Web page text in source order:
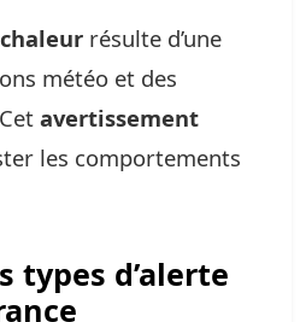
résulte d’une
météo et des
avertissement
les comportements
types d’alerte